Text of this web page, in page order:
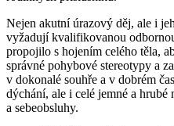
Nejen akutní úrazový děj, ale i
vyžadují kvalifikovanou
propojilo s hojením celého těla,
správné pohybové stereotypy a
v dokonalé souhře a v dobrém
dýchání, ale i celé jemné a
a sebeobsluhy.